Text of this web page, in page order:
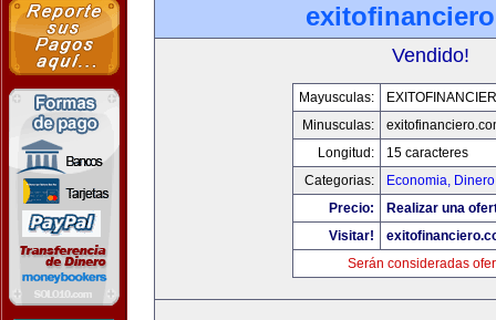
Vendido!
Mayusculas:
Minusculas:
Longitud:
15 caracteres
Categorias:
Economia,
Precio:
Realizar una
Visitar!
Serán consideradas